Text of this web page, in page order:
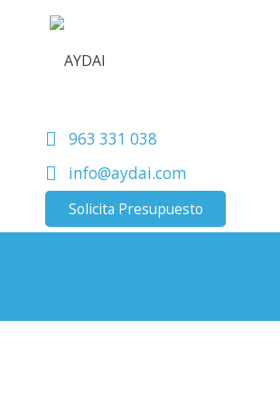
963 331 038
info@aydai.com
Solicita Presupuesto